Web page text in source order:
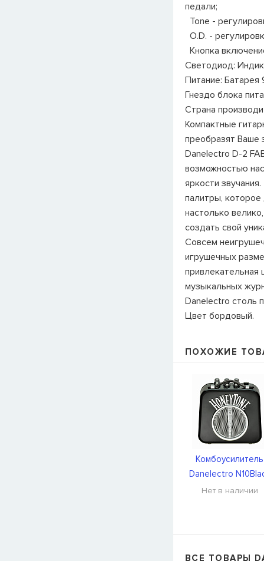
педали;
Tone -
O.D. -
Кнопка
Светодиод:
Питание: Батарея
Гнездо блока
Страна
Компактные
преобразят Ваше
Danelectro D-2
возможностью
яркости
палитры, которое
настолько
создать свой
Совсем
игрушечных
привлекательная
музыкальных
Danelectro столь
Цвет бордовый.
ПОХОЖИЕ
Комбоусилитель
Danelectro
Нет в наличии
ВСЕ ТОВАРЫ